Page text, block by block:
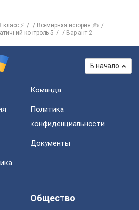
класс ⚡
Всемирная история ✍
контроль 5 Варіант 2
В начало
Команда
Политика
конфиденциальности
Документы
Общество